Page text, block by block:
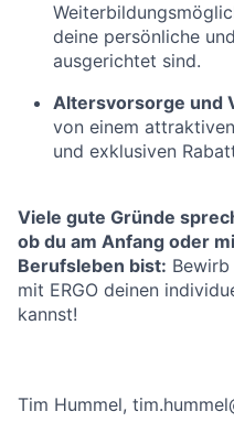
deine persönliche
ausgerichtet sind.
Altersvorsorge und
von einem
und exklusiven
Viele gute Gründe
ob du am Anfang oder
Berufsleben bist:
mit ERGO deinen
kannst!
Tim Hummel,